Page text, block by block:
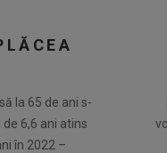
la 65 de ani s-
6,6 ani atins
în 2022 –